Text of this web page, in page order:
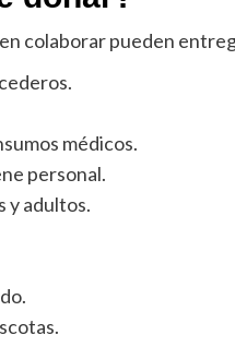
colaborar pueden
médicos.
personal.
y adultos.